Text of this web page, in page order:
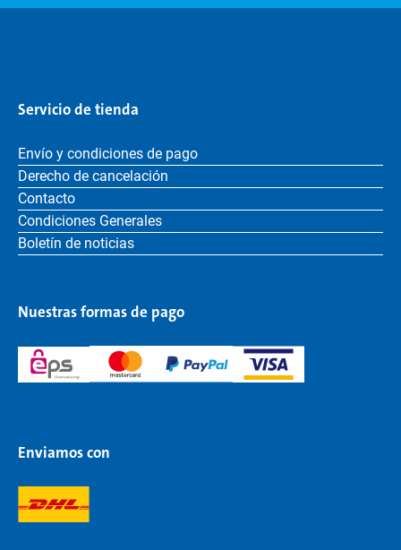
Servicio de tienda
Envío y condiciones de pago
Derecho de cancelación
Contacto
Condiciones Generales
Boletín de noticias
Nuestras formas de pago
Enviamos con